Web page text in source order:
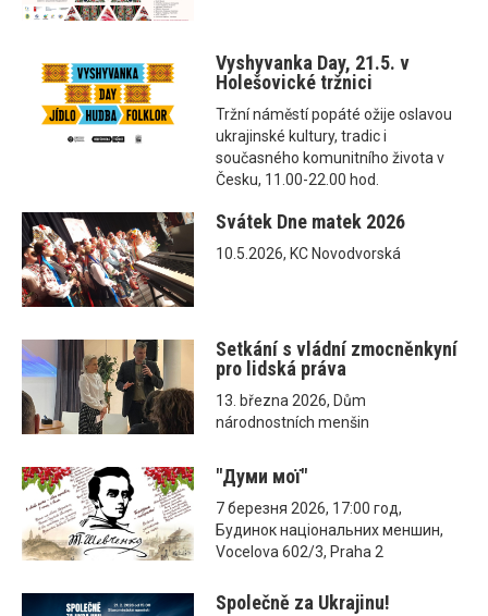
Vyshyvanka Day, 21.5. v
Holešovické tržnici
Tržní náměstí popáté ožije oslavou
ukrajinské kultury, tradic i
současného komunitního života v
Česku, 11.00-22.00 hod.
Svátek Dne matek 2026
10.5.2026, KC Novodvorská
Setkání s vládní zmocněnkyní
pro lidská práva
13. března 2026, Dům
národnostních menšin
"Думи мої"
7 березня 2026, 17:00 год,
Будинок національних меншин,
Vocelova 602/3, Praha 2
Společně za Ukrajinu!